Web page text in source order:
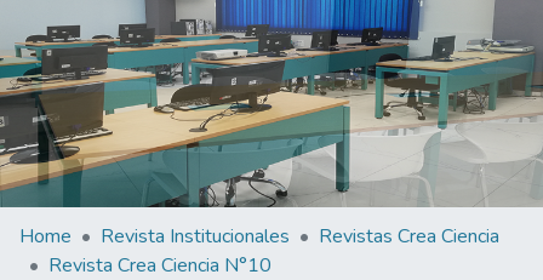
Home Revista Institucionales
Revistas Crea Ciencia
Revista Crea Ciencia N°10